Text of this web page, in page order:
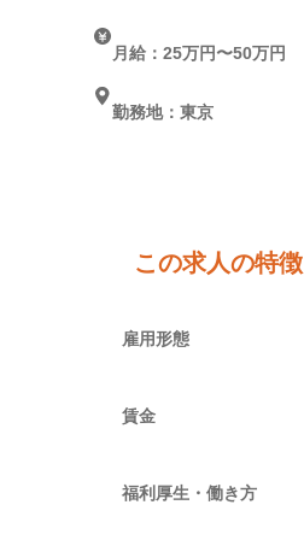
月給：25万円〜50万円
勤務地：東京
この求人の特徴
雇用形態
賃金
福利厚生・働き方